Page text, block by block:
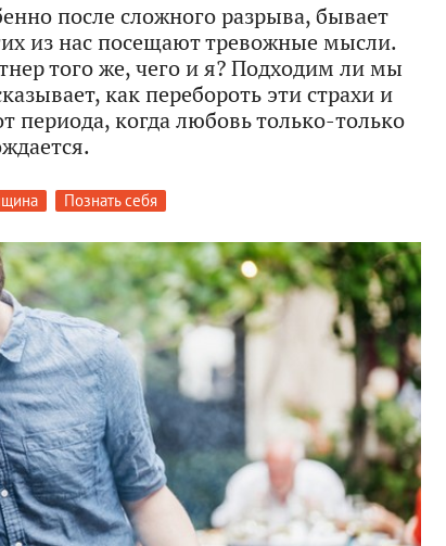
после сложного разрыва, бывает
из нас посещают тревожные мысли.
того же, чего и я? Подходим ли мы
как перебороть эти страхи и
периода, когда любовь только-только
Познать себя